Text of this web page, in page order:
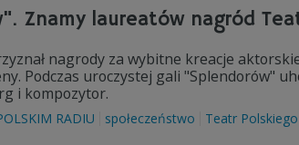
Znamy laureatów nagród
nagrody za wybitne kreacje
Podczas uroczystej gali "Splendorów"
i kompozytor.
RADIU społeczeństwo Teatr